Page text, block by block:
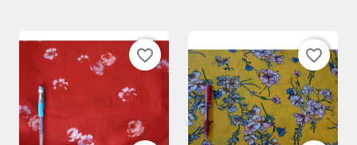
favorite_border favorite_border